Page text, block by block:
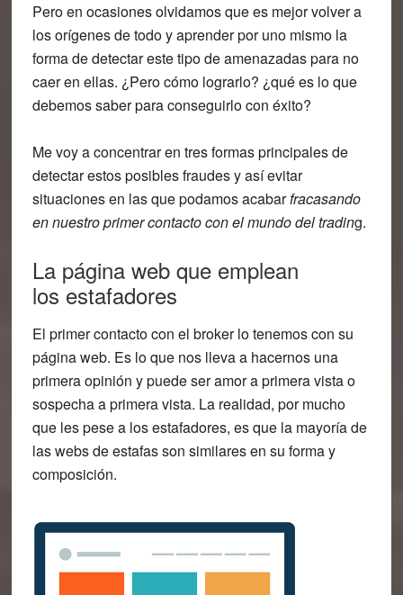
Pero en ocasiones olvidamos que es mejor volver a
los orígenes de todo y aprender por uno mismo la
forma de detectar este tipo de amenazadas para no
caer en ellas. ¿Pero cómo lograrlo? ¿qué es lo que
debemos saber para conseguirlo con éxito?
Me voy a concentrar en tres formas principales de
detectar estos posibles fraudes y así evitar
situaciones en las que podamos acabarfracasando
en nuestro primer contacto con el mundo del trading.
La página web que emplean
los estafadores
El primer contacto con el broker lo tenemos con su
página web. Es lo que nos lleva a hacernos una
primera opinión y puede ser amor a primera vista o
sospecha a primera vista. La realidad, por mucho
que les pese a los estafadores, es que la mayoría de
las webs de estafas son similaresen su forma y
composición.